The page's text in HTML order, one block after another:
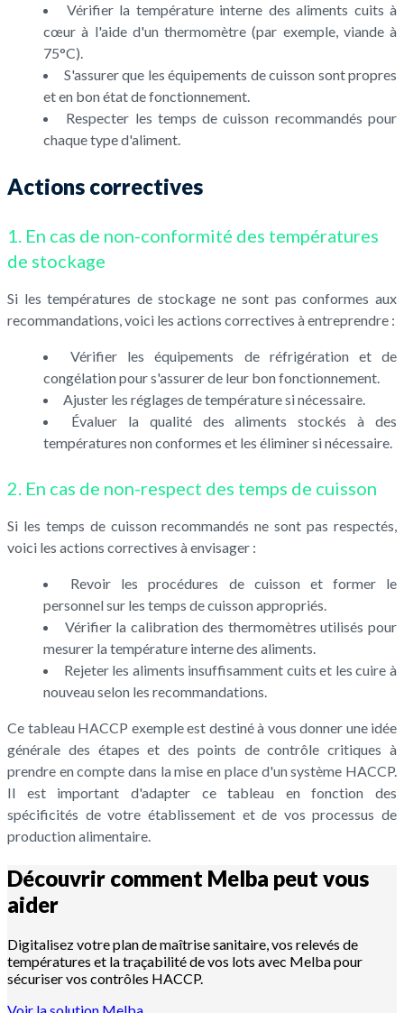
Vérifier la température interne des aliments cuits à
cœur à l'aide d'un thermomètre (par exemple, viande à
75°C).
S'assurer que les équipements de cuisson sont propres
et en bon état de fonctionnement.
Respecter les temps de cuisson recommandés pour
chaque type d'aliment.
Actions correctives
1. En cas de non-conformité des températures
de stockage
Si les températures de stockage ne sont pas conformes aux
recommandations, voici les actions correctives à entreprendre :
Vérifier les équipements de réfrigération et de
congélation pour s'assurer de leur bon fonctionnement.
Ajuster les réglages de température si nécessaire.
Évaluer la qualité des aliments stockés à des
températures non conformes et les éliminer si nécessaire.
2. En cas de non-respect des temps de cuisson
Si les temps de cuisson recommandés ne sont pas respectés,
voici les actions correctives à envisager :
Revoir les procédures de cuisson et former le
personnel sur les temps de cuisson appropriés.
Vérifier la calibration des thermomètres utilisés pour
mesurer la température interne des aliments.
Rejeter les aliments insuffisamment cuits et les cuire à
nouveau selon les recommandations.
Ce tableau HACCP exemple est destiné à vous donner une idée
générale des étapes et des points de contrôle critiques à
prendre en compte dans la mise en place d'un système HACCP.
Il est important d'adapter ce tableau en fonction des
spécificités de votre établissement et de vos processus de
production alimentaire.
Découvrir comment Melba peut vous
aider
Digitalisez votre plan de maîtrise sanitaire, vos relevés de
températures et la traçabilité de vos lots avec Melba pour
sécuriser vos contrôles HACCP.